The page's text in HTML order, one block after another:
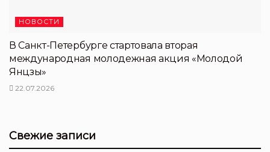
НОВОСТИ
В Санкт-Петербурге стартовала вторая
международная молодежная акция «Молодой
Янцзы»
22.07.2026
Свежие записи